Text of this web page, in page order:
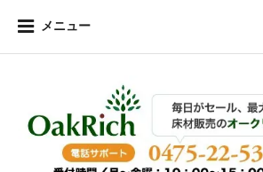
メニュー